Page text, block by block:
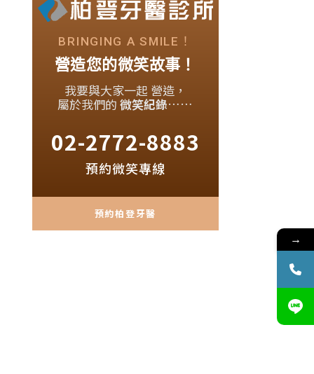
BRINGING A SMILE！
營造您的微笑故事！
我要與大家一起 營造，
屬於我們的微笑紀錄……
02-2772-8883
預約微笑專線
預約柏登牙醫
→